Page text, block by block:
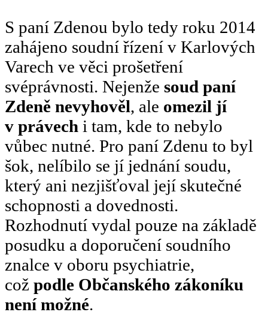
S paní Zdenou bylo tedy roku 2014
zahájeno soudní řízení v Karlových
Varech ve věci prošetření
svéprávnosti. Nejenže soud paní
Zdeně nevyhověl, ale omezil jí
v právech i tam, kde to nebylo
vůbec nutné. Pro paní Zdenu to byl
šok, nelíbilo se jí jednání soudu,
který ani nezjišťoval její skutečné
schopnosti a dovednosti.
Rozhodnutí vydal pouze na základě
posudku a doporučení soudního
znalce v oboru psychiatrie,
což podle Občanského zákoníku
není možné.